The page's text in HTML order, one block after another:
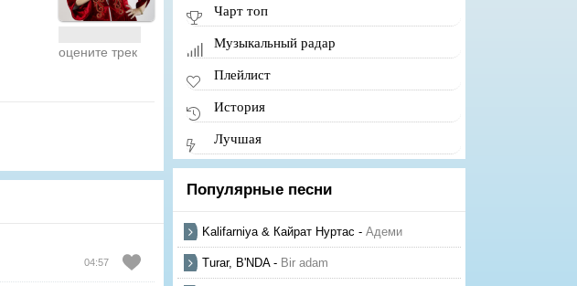
оцените трек
04:57
Чарт топ
Музыкальный радар
Плейлист
История
Лучшая
Популярные песни
Kalifarniya & Кайрат Нуртас - Адеми
Turar, B'NDA- Bir adam